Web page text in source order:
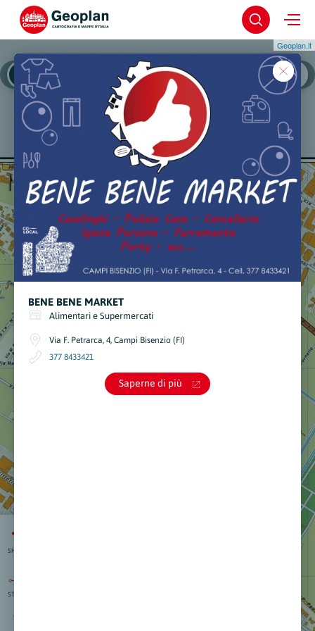
Geoplan.it
BENE BENE MARKET
Alimentari e Supermercati
Via F. Petrarca, 4, Campi Bisenzio (FI)
377 8433421
Saperne di più
SHARE
STRAD.
Campi Bisenzio Campi Bisenzio -